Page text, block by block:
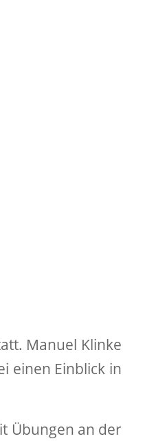
Manuel Klinke
einen Einblick in
Übungen an der